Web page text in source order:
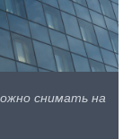
снимать на